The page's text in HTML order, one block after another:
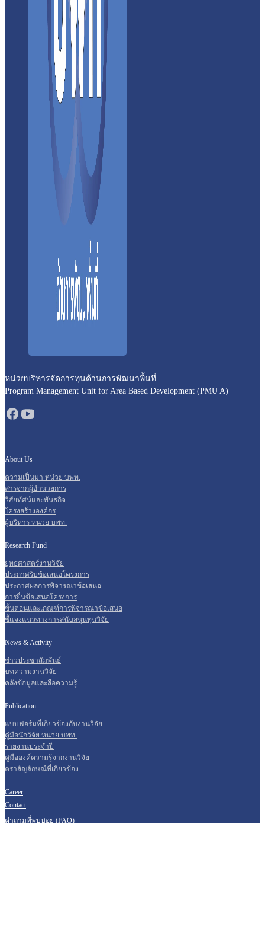
หน่วยบริหารจัดการทุนด้านการพัฒนาพื้นที่
Program Management Unit for Area Based Development (PMU A)
About Us
ความเป็นมา หน่วย บพท.
สารจากผู้อำนวยการ
วิสัยทัศน์และพันธกิจ
โครงสร้างองค์กร
ผู้บริหาร หน่วย บพท.
Research Fund
ยุทธศาสตร์งานวิจัย
ประกาศรับข้อเสนอโครงการ
ประกาศผลการพิจารณาข้อเสนอ
การยื่นข้อเสนอโครงการ
ขั้นตอนและเกณฑ์การพิจารณาข้อเสนอ
ชี้แจงแนวทางการสนับสนุนทุนวิจัย
News & Activity
ข่าวประชาสัมพันธ์
บทความงานวิจัย
คลังข้อมูลและสื่อความรู้
Publication
แบบฟอร์มที่เกี่ยวข้องกับงานวิจัย
คู่มือนักวิจัย หน่วย บพท.
รายงานประจำปี
คู่มือองค์ความรู้จากงานวิจัย
ตราสัญลักษณ์ที่เกี่ยวข้อง
Career
Contact
คำถามที่พบบ่อย (FAQ)